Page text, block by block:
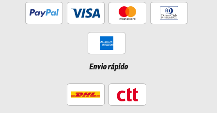
Envio rápido